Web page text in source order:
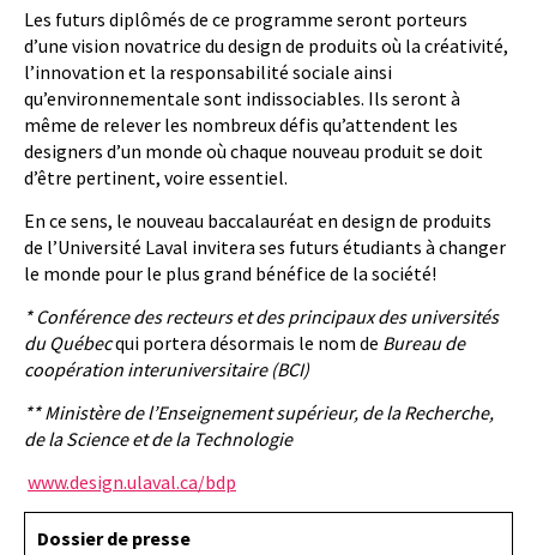
Les futurs diplômés de ce programme seront porteurs
d’une vision novatrice du design de produits où la créativité,
l’innovation et la responsabilité sociale ainsi
qu’environnementale sont indissociables. Ils seront à
même de relever les nombreux défis qu’attendent les
designers d’un monde où chaque nouveau produit se doit
d’être pertinent, voire essentiel.
En ce sens, le nouveau baccalauréat en design de produits
de l’Université Laval invitera ses futurs étudiants à changer
le monde pour le plus grand bénéfice de la société!
* Conférence des recteurs et des principaux des universités
du Québecqui portera désormais le nom de Bureau de
coopération interuniversitaire (BCI)
** Ministère de l’Enseignement supérieur, de la Recherche,
de la Science et de la Technologie
www.design.ulaval.ca/bdp
Dossier de presse